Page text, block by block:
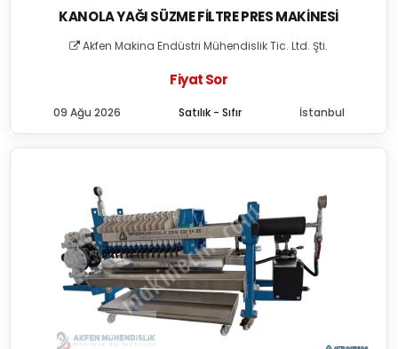
KANOLA YAĞI SÜZME FILTRE PRES MAKINESI
Akfen Makina Endüstri Mühendislik Tic. Ltd. Şti.
Fiyat Sor
Satılık - Sıfır
09 Ağu 2026 İstanbul